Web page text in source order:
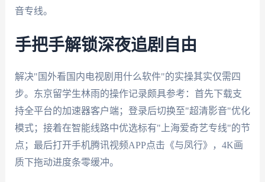
音专线。
手把手解锁深夜追剧自由
解决"国外看国内电视剧用什么软件"的实操其实仅需四
步。东京留学生林雨的操作记录颇具参考：首先下载支
持全平台的加速器客户端；登录后切换至"超清影音"优化
模式；接着在智能线路中优选标有"上海爱奇艺专线"的节
点；最后打开手机腾讯视频APP点击《与凤行》，4K画
质下拖动进度条零缓冲。